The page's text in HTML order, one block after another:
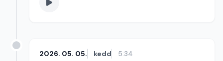
2026. 05. 05. kedd 5:34